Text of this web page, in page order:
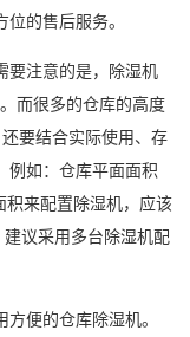
的售后服务。
注意的是，除湿机
而很多的仓库的高度
要结合实际使用、存
例如：仓库平面面积
来配置除湿机，应该
议采用多台除湿机配
便的仓库除湿机。